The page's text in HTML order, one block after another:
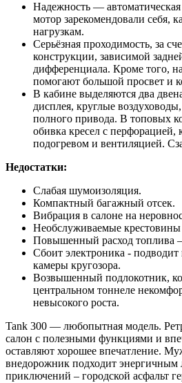
Надежность —
мотор зарекомендовали себя,
нагрузкам.
Серьёзная проходимость, за
конструкции, зависимой
дифференциала. Кроме того,
помогают большой просвет и
В кабине выделяются два
дисплея, круглые
полного привода. В топовых
обивка кресел с перфорацией,
подогревом и вентиляцией.
Недостатки:
Слабая шумоизоляция.
Компактный багажный отсек.
Вибрация в салоне на
Необслуживаемые крестовины
Повышенный расход топлива
Сбоит электроника -
камеры кругозора.
Возвышенный подлокотник,
центральном тоннеле
невысокого роста.
Tank 300 — любопытная модель.
салон с полезными функциями и
оставляют хорошее впечатление.
внедорожник подходит энергичным
приключений – городской асфальт